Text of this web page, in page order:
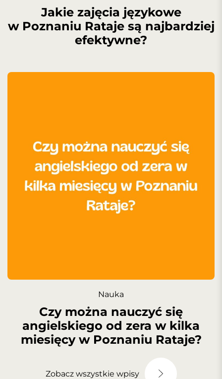
Jakie zajęcia językowe
w Poznaniu Rataje są najbardziej
efektywne?
Nauka
Czy można nauczyć się
angielskiego od zera w kilka
miesięcy w Poznaniu Rataje?
Zobacz wszystkie wpisy